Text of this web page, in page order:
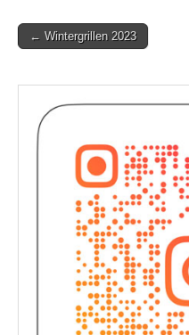
Post← Wintergrillen 2023